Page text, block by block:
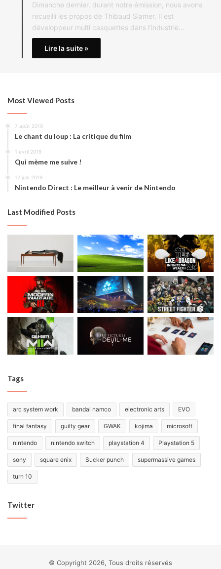
Dimanche dernier, durant notre émission, nous avons
recueilli les propos de Thibaud Siamer. Il est
développeur multi casquettes dans l’industrie…
Lire la suite »
Most Viewed Posts
7 août 2019
Le chant du loup : La critique du film
1 avril 2019
Qui mème me suive !
12 juin 2019
Nintendo Direct : Le meilleur à venir de Nintendo
Last Modified Posts
Tags
arc system work bandai namco electronic arts EVO
final fantasy guilty gear GWAK kojima microsoft
nintendo nintendo switch playstation 4 Playstation 5
sony square enix Sucker punch supermassive games
turn 10
Twitter
© Copyright 2026, Tous droits réservés